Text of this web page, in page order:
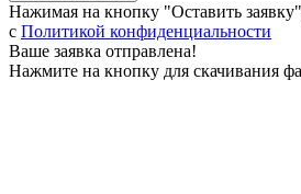
Нажимая на кнопку "Оставить
c Политикой конфиденциальности
Ваше заявка отправлена!
Нажмите на кнопку для скачивания